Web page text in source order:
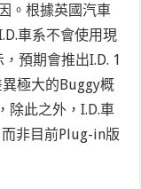
。根據英國汽車
車系不會使用現
預期會推出I.D. 1
極大的Buggy概
除此之外，I.D.車
非目前Plug-in版